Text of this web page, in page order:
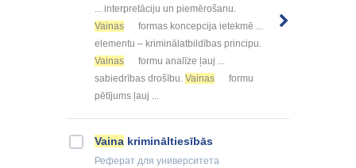
... interpretāciju un piemērošanu.
Vainas
formas koncepcija ietekmē ...
elementu – kriminālatbildības principu.
Vainas
formu analīze ļauj ...
sabiedrības drošību. Vainas
formu
pētījums ļauj ...
Vaina krimināltiesībās
Реферат для университета